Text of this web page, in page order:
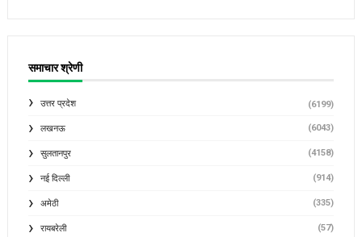
समाचार श्रेणी
उत्तर प्रदेश (6199)
लखनऊ (6043)
सुलतानपुर (4158)
नई दिल्ली (914)
अमेठी (335)
रायबरेली (57)